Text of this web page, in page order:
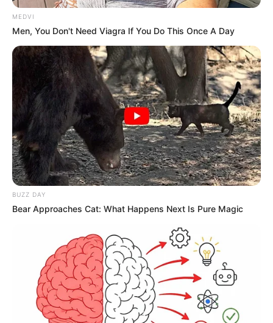
MEDVI
Men, You Don't Need Viagra If You Do This Once A Day
BUZZ DAY
Bear Approaches Cat: What Happens Next Is Pure Magic